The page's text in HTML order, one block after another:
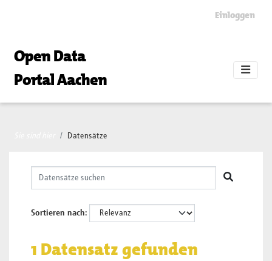
Einloggen
Open Data
Portal Aachen
Datensätze
Sortieren nach
1 Datensatz gefunden